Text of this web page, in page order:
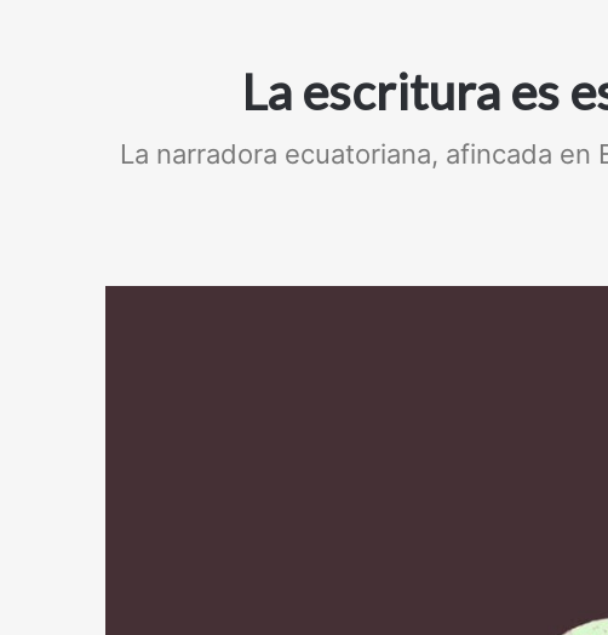
La escritura es
La narradora ecuatoriana, afincada